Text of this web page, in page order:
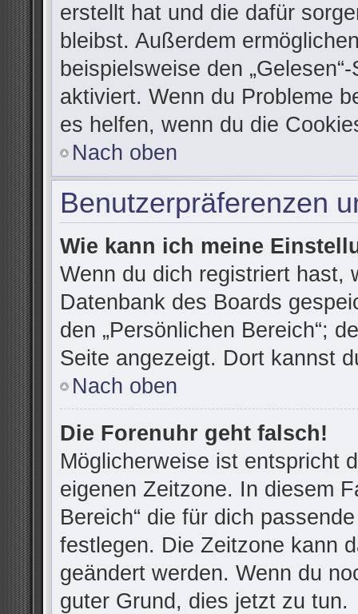
erstellt hat und die dafür
bleibst. Außerdem
beispielsweise den
aktiviert. Wenn du Probleme
es helfen, wenn du die
Nach oben
Benutzerpräferenzen
Wie kann ich meine
Wenn du dich registriert hast,
Datenbank des Boards
den „Persönlichen Bereich“;
Seite angezeigt. Dort kannst
Nach oben
Die Forenuhr geht falsch!
Möglicherweise ist entspricht
eigenen Zeitzone. In diesem
Bereich“ die für dich
festlegen. Die Zeitzone kann
geändert werden. Wenn du
guter Grund, dies jetzt zu tun.